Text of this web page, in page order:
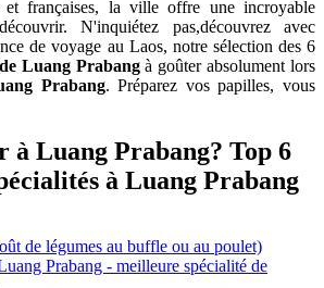
et françaises, la ville offre une incroyable
N'inquiétez pas,découvrez avec
de voyage au Laos, notre sélection des 6
Luang Prabangà goûter absolument lors
Prabang. Préparez vos papilles, vous
à Luang Prabang? Top 6
à Luang Prabang
de légumes au buffle ou au poulet)
Prabang - meilleure spécialité de